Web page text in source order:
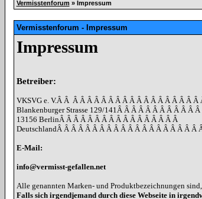
Vermisstenforum » Impressum
Vermisstenforum - Impressum
Impressum
Betreiber:
VKSVG e. V.Â Â Â Â Â Â Â Â Â Â Â Â Â Â Â Â Â Â Â
Blankenburger Strasse 129/141Â Â Â Â Â Â Â Â Â Â Â
13156 BerlinÂ Â Â Â Â Â Â Â Â Â Â Â Â Â Â Â Â
DeutschlandÂ Â Â Â Â Â Â Â Â Â Â Â Â Â Â Â Â Â Â Â
E-Mail:
info@vermisst-gefallen.net
Alle genannten Marken- und Produktbezeichnungen
Falls sich irgendjemand durch diese Webseite in